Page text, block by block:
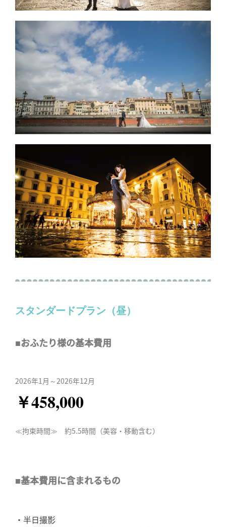
スタンダードプラン（昼）
■おふたり様の基本費用
2026年1月～2026年12月
￥458,000
≪拘束時間≫ 約5.5時間（美容・移動含む）
■基本費用に含まれるもの
・半日撮影